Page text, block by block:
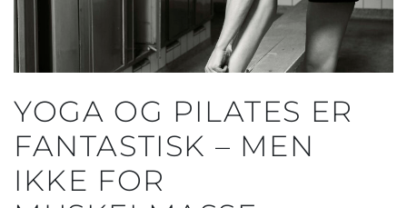
YOGA OG PILATES ER
FANTASTISK – MEN
IKKE FOR